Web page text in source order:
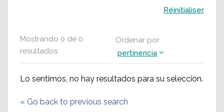
Mostrando 0 de 0
resultados
Ordenar por
pertinencia
Lo sentimos, no hay resultados para su selección.
« Go back to previous search
Réinitialiser